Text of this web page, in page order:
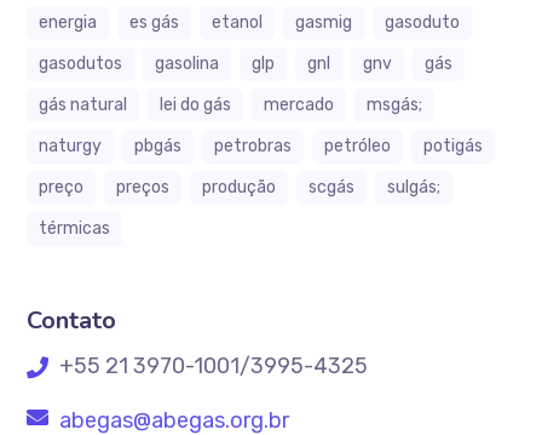
energia
es gás etanol gasmig
gasoduto
gasodutos
gasolina glp gnl gnv
gás
gás natural
lei do gás mercado
msgás;
naturgy
pbgás petrobras petróleo
potigás
preço
preços produção scgás
sulgás;
térmicas
Contato
+55 21 3970-1001/3995-4325
abegas@abegas.org.br